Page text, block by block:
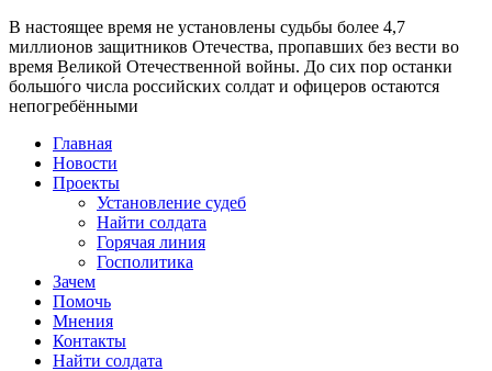
В настоящее время не установлены судьбы более 4,7
миллионов защитников Отечества, пропавших без вести во
время Великой Отечественной войны. До сих пор останки
большо́го числа российских солдат и офицеров остаются
непогребёнными
Главная
Новости
Проекты
Установление судеб
Найти солдата
Горячая линия
Госполитика
Зачем
Помочь
Мнения
Контакты
Найти солдата